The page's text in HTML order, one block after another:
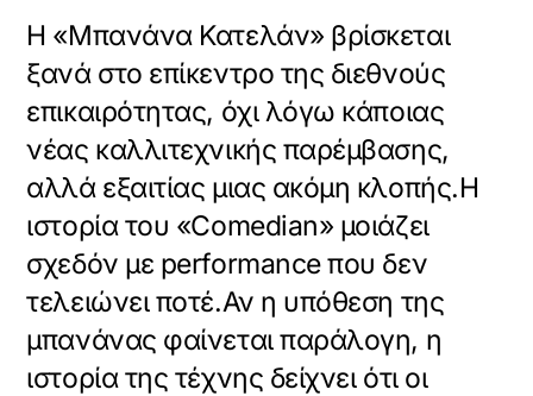
Η «Μπανάνα Κατελάν» βρίσκεται
ξανά στο επίκεντρο της διεθνούς
επικαιρότητας, όχι λόγω κάποιας
νέας καλλιτεχνικής παρέμβασης,
αλλά εξαιτίας μιας ακόμη κλοπής.Η
ιστορία του «Comedian» μοιάζει
σχεδόν με performance που δεν
τελειώνει ποτέ.Αν η υπόθεση της
μπανάνας φαίνεται παράλογη, η
ιστορία της τέχνης δείχνει ότι οι